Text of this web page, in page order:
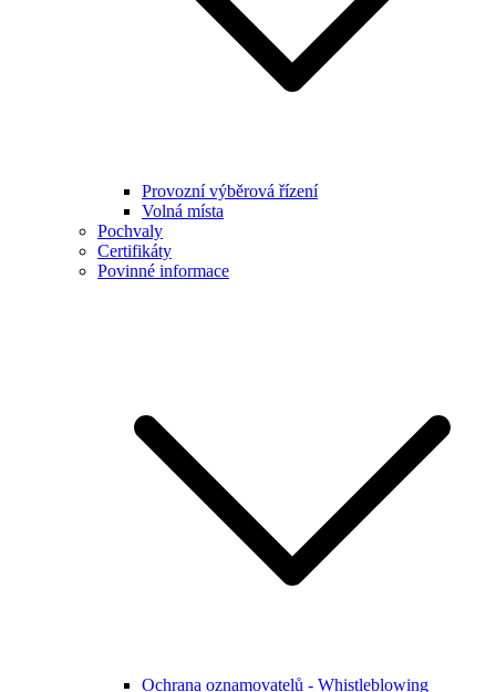
Provozní výběrová řízení
Volná místa
Pochvaly
Certifikáty
Povinné informace
Ochrana oznamovatelů - Whistleblowing